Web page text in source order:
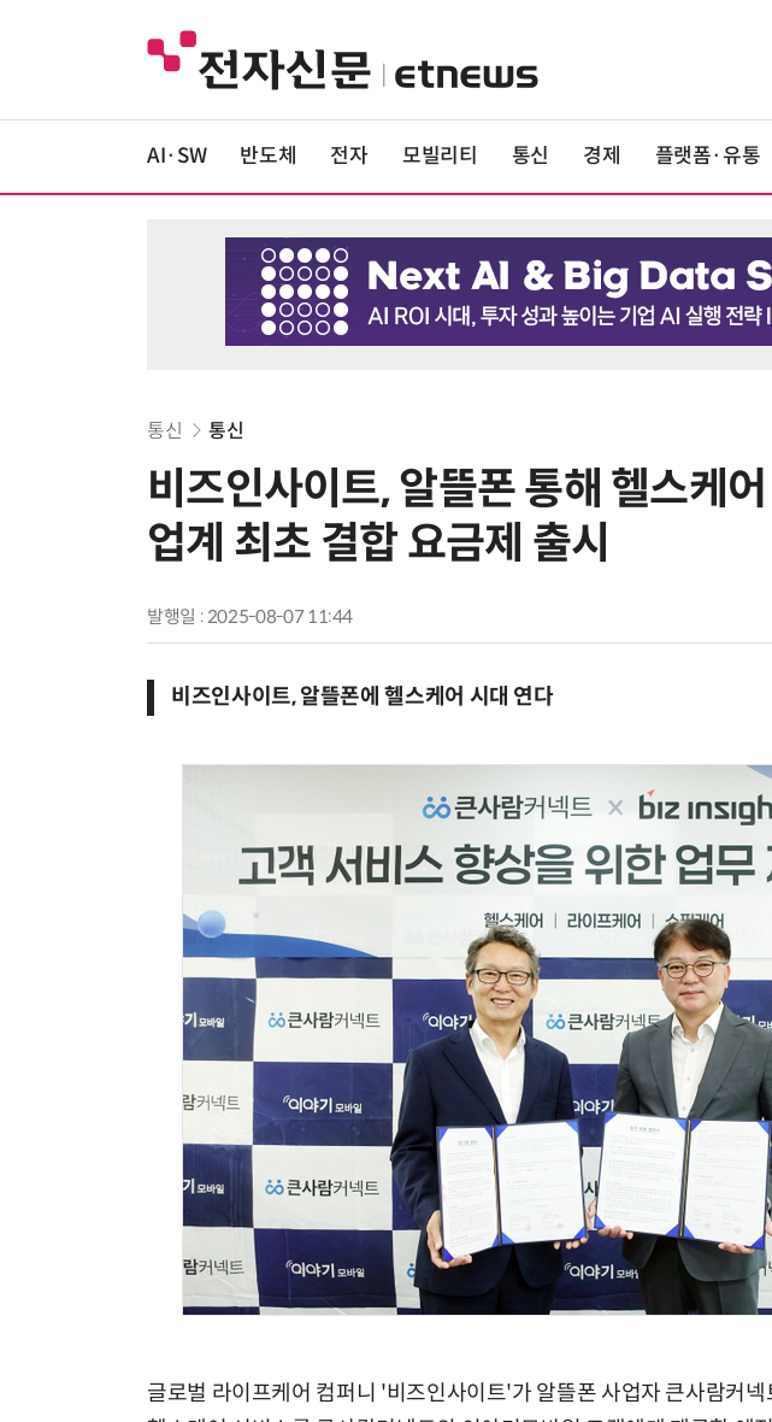
AI·SW 반도체 전자 모빌리티 통신 경제 플랫폼·유통
통신 통신
비즈인사이트, 알뜰폰 통해 헬스케
업계 최초 결합 요금제 출시
발행일 : 2025-08-07 11:44
비즈인사이트, 알뜰폰에 헬스케어 시대 연다
글로벌 라이프케어 컴퍼니 '비즈인사이트'가 알뜰폰 사업자 큰사람커넥
6
10
AI Native Enterprise를 지원하는 AI Ready Data 플랫폼 활용 전략